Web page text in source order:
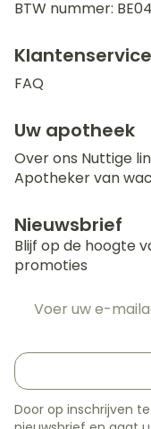
BTW nummer:
Klantenservice
FAQ
Uw apotheek
Over ons Nuttige
Apotheker van
Nieuwsbrief
Blijf op de hoogte
promoties
Door op inschrijven